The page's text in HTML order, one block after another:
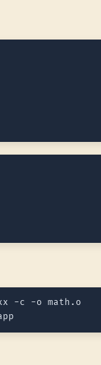
-c -o math.o